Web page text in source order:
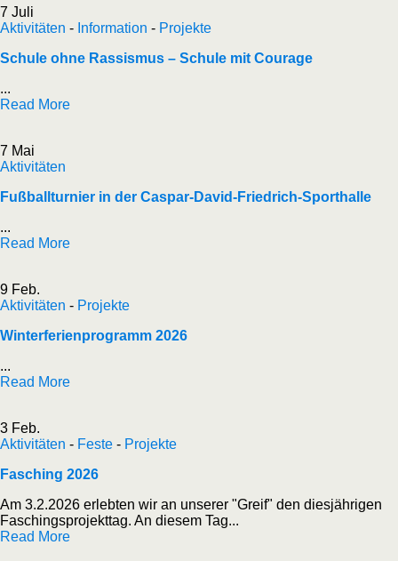
7 Juli
Aktivitäten - Information - Projekte
Schule ohne Rassismus – Schule mit Courage
...
Read More
7 Mai
Aktivitäten
Fußballturnier in der Caspar-David-Friedrich-Sporthalle
...
Read More
9 Feb.
Aktivitäten - Projekte
Winterferienprogramm 2026
...
Read More
3 Feb.
Aktivitäten - Feste - Projekte
Fasching 2026
Am 3.2.2026 erlebten wir an unserer "Greif" den diesjährigen
Faschingsprojekttag. An diesem Tag...
Read More